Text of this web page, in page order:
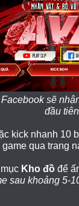
sẽ
đầu tiên
kick nhanh 10
qua trang
Kho đồđể
sau khoảng 5-